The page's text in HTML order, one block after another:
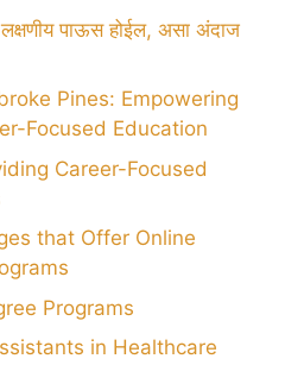
पाऊस होईल, असा अंदाज
Pines: Empowering
Focused Education
Career-Focused
that Offer Online
Programs
in Healthcare